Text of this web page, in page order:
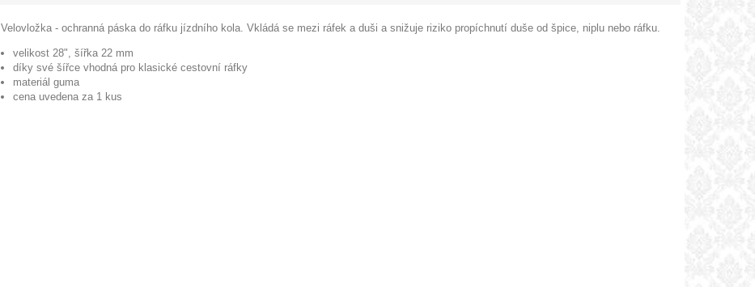
Velovložka - ochranná páska do ráfku jízdního kola. Vkládá se mezi ráfek a duši a snižuje riziko propíchnutí duše od špice, niplu nebo ráfku.
velikost 28", šířka 22 mm
díky své šířce vhodná pro klasické cestovní ráfky
materiál guma
cena uvedena za 1 kus